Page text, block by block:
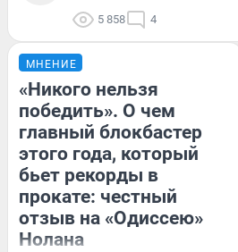
5 858 4
МНЕНИЕ
«Никого нельзя
победить». О чем
главный блокбастер
этого года, который
бьет рекорды в
прокате: честный
отзыв на «Одиссею»
Нолана